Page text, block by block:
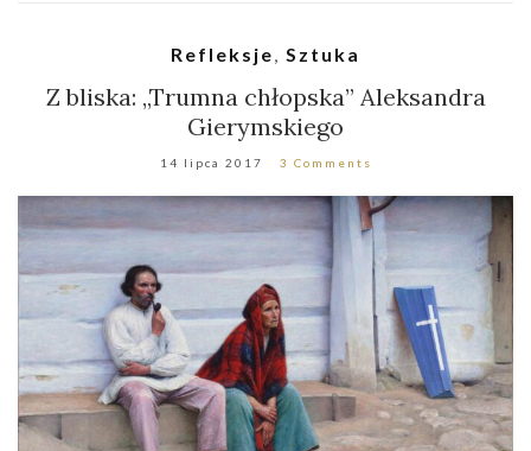
Refleksje Sztuka
Z bliska: „Trumna chłopska” Aleksandra
Gierymskiego
14 lipca 2017 3 Comments